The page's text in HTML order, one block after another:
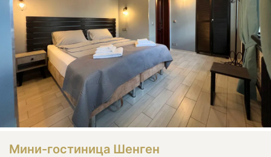
Мини-гостиница Шенген